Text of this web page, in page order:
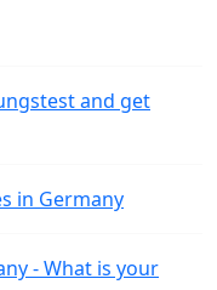
and get
in Germany
- What is your